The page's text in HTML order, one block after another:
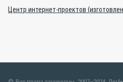
Центр интернет-проектов